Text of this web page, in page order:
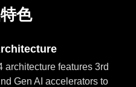
色
features 3rd
Gen AI accelerators to